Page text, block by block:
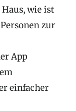
wie ist
zur
App
einfacher